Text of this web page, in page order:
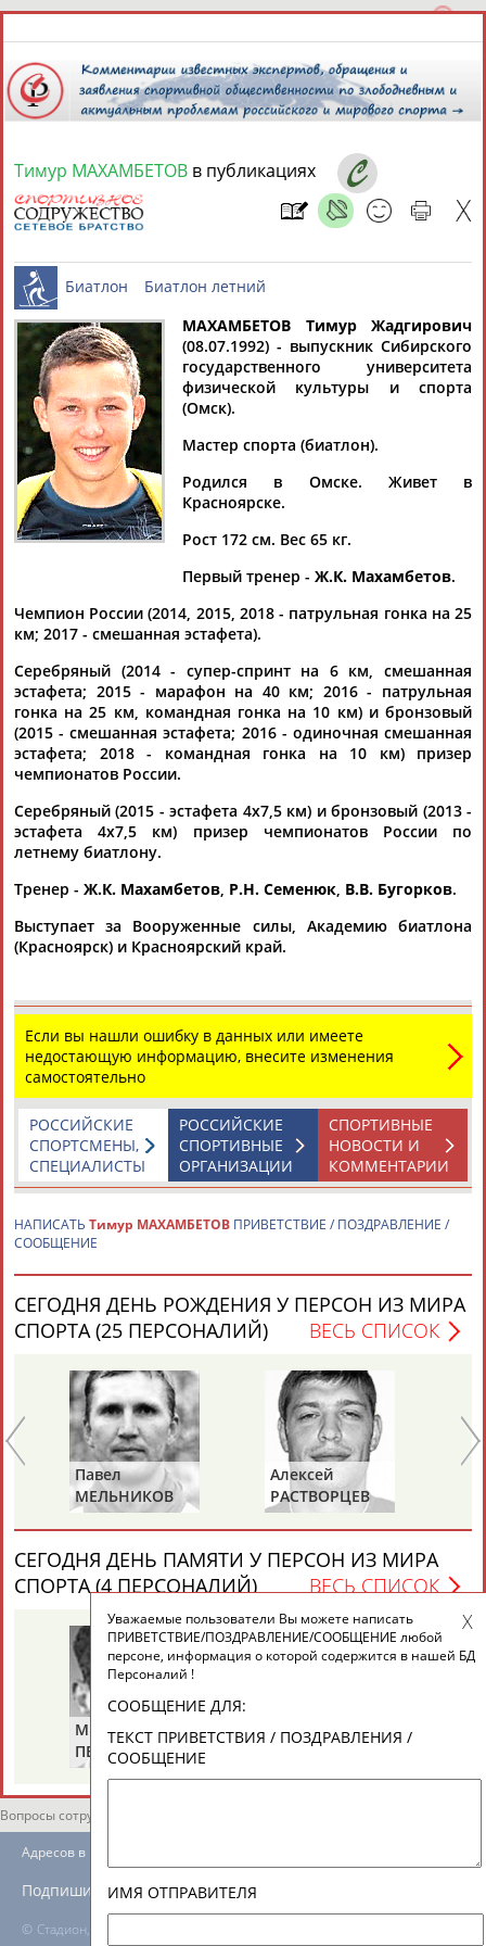
8 августа 2026 года,
СПОРТСМЕНЫ, ТРЕНЕРЫ И СПЕЦИАЛИСТЫ
Найдено: 13181персон Расширенный поиск
Аслаудин
АБАЕВ
Елена
АБАИМОВА
Мария
АБАКУМОВА
Юлия
АБАЛАКИНА
АБАРЕНОВ
Тамилла
АБАСОВА
Рамазан
АБАЧАРАЕВ
Ростом
Флюра
АББАТЕ-
БУЛАТОВА
Татьяна
АББЯСОВА
Акжана
АБДИКАРИМОВА
Артур
АБДРАХМАНОВ
Каримжан
АБДРАХМАНОВ
Аделя
АБДРАХМАНОВА
Андрей
АБДУВАЛИЕВ
Герман
АБДУЛАЕВ
АБДУЛАЕВ
АБДУЛАЕВ
АБДУЛАЗИЗОВАБДУЛБЕКОВ
Камалудин
АБДУЛДАУДОВ
Абдула
АБДУЛЖАЛИЛОВ
Магомед
АБДУЛКАГИРОВ
Назир
АБДУЛЛАЕВ
24 персон из 13181
ЕЩЁ ПЕРСОНЫ
ТАБЛО АКТИВНОСТИ
ЦЕЛИ ПРОЕКТА КОНТАКТЫ
Вопросы сотрудничества и совместной деятельности
© Стадион, 1998-2026
Адресов в новостной рассылке: 996
Подпишись
Тимур МАХАМБЕТОВ в публикациях
Биатлон Биатлон летний
МАХАМБЕТОВ Тимур Жадгирович
(08.07.1992) - выпускник Сибирского
государственного университета
физической культуры и спорта
(Омск).
Мастер спорта (биатлон).
Родился в Омске. Живет в
Красноярске.
Рост 172 см. Вес 65 кг.
Первый тренер - Ж.К. Махамбетов.
Чемпион России (2014, 2015, 2018 - патрульная гонка на 25
км; 2017 - смешанная эстафета).
Серебряный (2014 - супер-спринт на 6 км, смешанная
эстафета; 2015 - марафон на 40 км; 2016 - патрульная
гонка на 25 км, командная гонка на 10 км) и бронзовый
(2015 - смешанная эстафета; 2016 - одиночная смешанная
эстафета; 2018 - командная гонка на 10 км) призер
чемпионатов России.
Серебряный (2015 - эстафета 4х7,5 км) и бронзовый (2013 -
эстафета 4х7,5 км) призер чемпионатов России по
летнему биатлону.
Тренер - Ж.К. Махамбетов, Р.Н. Семенюк, В.В. Бугорков.
Выступает за Вооруженные силы, Академию биатлона
(Красноярск) и Красноярский край.
Если вы нашли ошибку в данных или имеете
недостающую информацию, внесите изменения
самостоятельно
СПОРТИВНЫЕ
НОВОСТИ И
КОММЕНТАРИИ
РОССИЙСКИЕ
СПОРТИВНЫЕ
ОРГАНИЗАЦИИ
РОССИЙСКИЕ
СПОРТСМЕНЫ,
СПЕЦИАЛИСТЫ
НАПИСАТЬ Тимур МАХАМБЕТОВ ПРИВЕТСТВИЕ / ПОЗДРАВЛЕНИЕ /
СООБЩЕНИЕ
СЕГОДНЯ ДЕНЬ РОЖДЕНИЯ У ПЕРСОН ИЗ МИРА
СПОРТА (25 ПЕРСОНАЛИЙ)
ВЕСЬ СПИСОК
Павел
МЕЛЬНИКОВ
Алексей
РАСТВОРЦЕВ
СЕГОДНЯ ДЕНЬ ПАМЯТИ У ПЕРСОН ИЗ МИРА
СПОРТА (4 ПЕРСОНАЛИЙ)
ВЕСЬ СПИСОК
Михаил
ПЕРЕЛЬМАН
(ПЕРЛЬМАН)
Николай
ПУЧКОВ
Уважаемые пользователи Вы можете написать
ПРИВЕТСТВИЕ/ПОЗДРАВЛЕНИЕ/СООБЩЕНИЕ любой
персоне, информация о которой содержится в нашей БД
Персоналий !
СООБЩЕНИЕ ДЛЯ:
ТЕКСТ ПРИВЕТСТВИЯ / ПОЗДРАВЛЕНИЯ /
СООБЩЕНИЕ
ИМЯ ОТПРАВИТЕЛЯ